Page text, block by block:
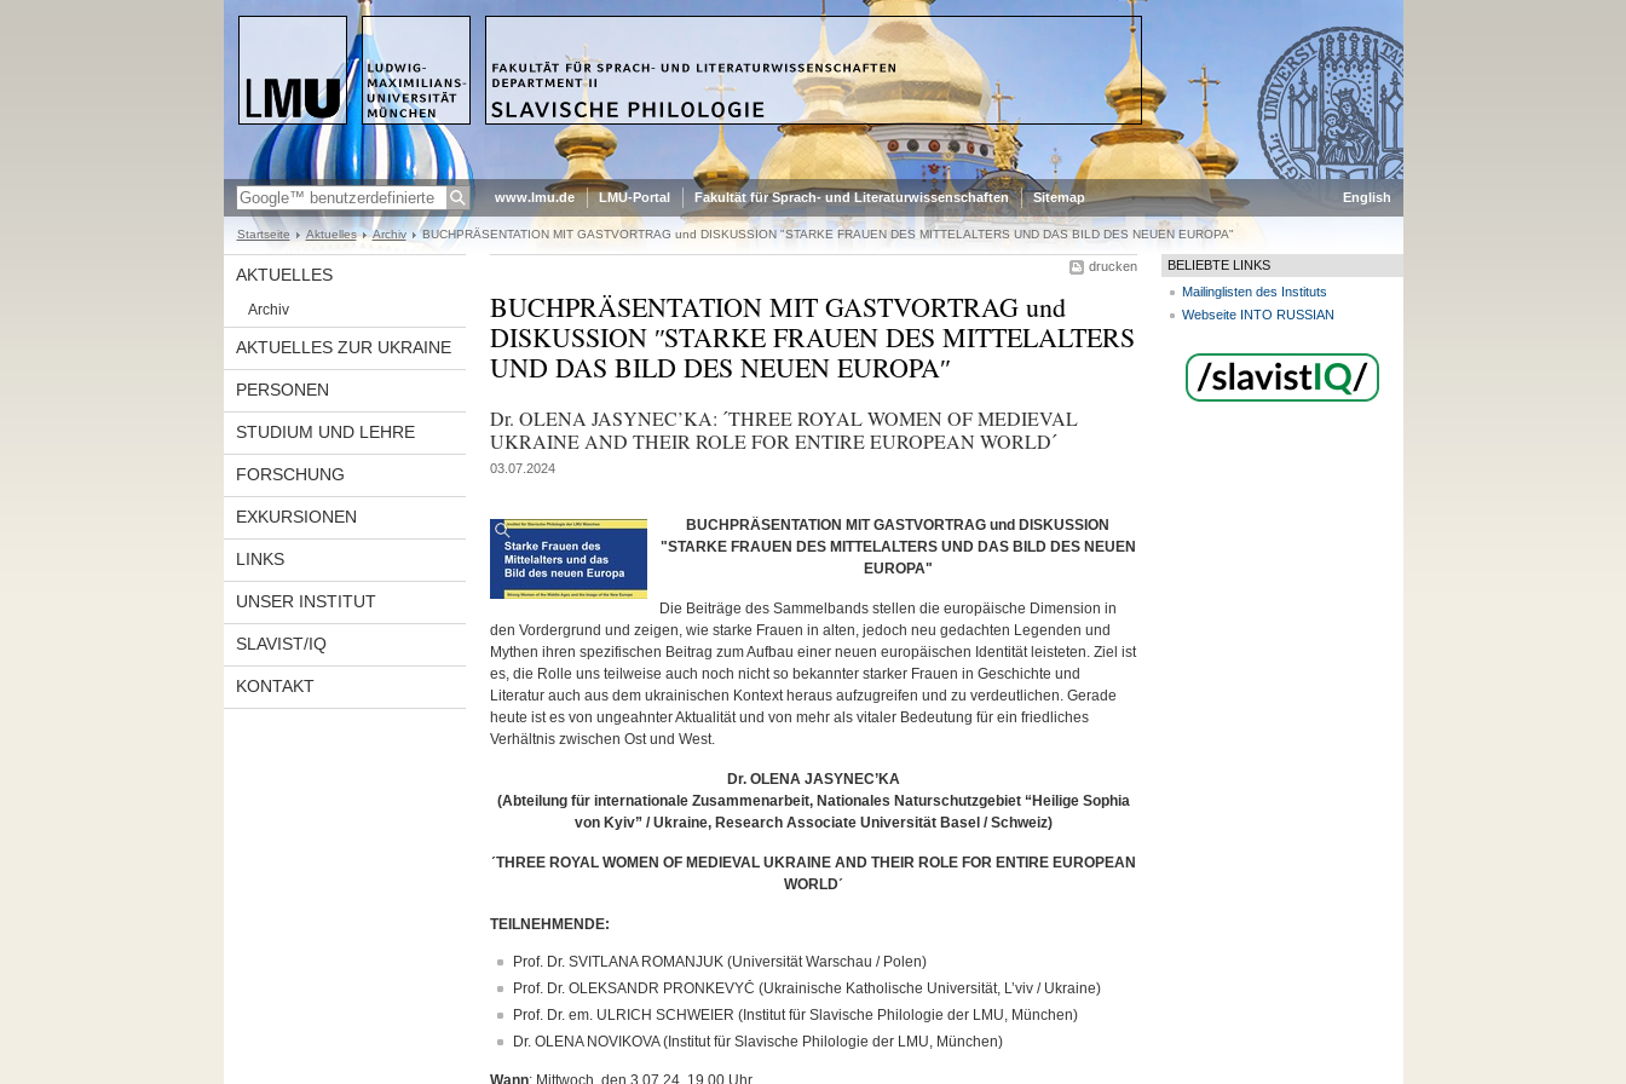
www.lmu.de LMU-Portal Fakultät für Sprach- und Literaturwissenschaften Sitemap English
Startseite Aktuelles Archiv BUCHPRÄSENTATION MIT GASTVORTRAG und DISKUSSION ʺSTARKE FRAUEN DES MITTELALTERS UND DAS BILD DES NEUEN EUROPAʺ
AKTUELLES
Archiv
AKTUELLES ZUR UKRAINE
PERSONEN
STUDIUM UND LEHRE
FORSCHUNG
EXKURSIONEN
LINKS
UNSER INSTITUT
SLAVIST/IQ
KONTAKT
drucken
BUCHPRÄSENTATION MIT GASTVORTRAG und
DISKUSSION ʺSTARKE FRAUEN DES MITTELALTERS
UND DAS BILD DES NEUEN EUROPAʺ
Dr. OLENA JASYNEC’KA: ˊTHREE ROYAL WOMEN OF MEDIEVAL
UKRAINE AND THEIR ROLE FOR ENTIRE EUROPEAN WORLDˊ
03.07.2024
BUCHPRÄSENTATION MIT GASTVORTRAG und DISKUSSION
ʺSTARKE FRAUEN DES MITTELALTERS UND DAS BILD DES NEUEN
EUROPAʺ
Die Beiträge des Sammelbands stellen die europäische Dimension in
den Vordergrund und zeigen, wie starke Frauen in alten, jedoch neu gedachten Legenden und
Mythen ihren spezifischen Beitrag zum Aufbau einer neuen europäischen Identität leisteten. Ziel ist
es, die Rolle uns teilweise auch noch nicht so bekannter starker Frauen in Geschichte und
Literatur auch aus dem ukrainischen Kontext heraus aufzugreifen und zu verdeutlichen. Gerade
heute ist es von ungeahnter Aktualität und von mehr als vitaler Bedeutung für ein friedliches
Verhältnis zwischen Ost und West.
Dr. OLENA JASYNEC’KA
(Abteilung für internationale Zusammenarbeit, Nationales Naturschutzgebiet “Heilige Sophia
von Kyiv” / Ukraine, Research Associate Universität Basel / Schweiz)
ˊTHREE ROYAL WOMEN OF MEDIEVAL UKRAINE AND THEIR ROLE FOR ENTIRE EUROPEAN
WORLDˊ
TEILNEHMENDE:
Prof. Dr. SVITLANA ROMANJUK (Universität Warschau / Polen)
Prof. Dr. OLEKSANDR PRONKEVYČ (Ukrainische Katholische Universität, L’viv / Ukraine)
Prof. Dr. em. ULRICH SCHWEIER (Institut für Slavische Philologie der LMU, München)
Dr. OLENA NOVIKOVA (Institut für Slavische Philologie der LMU, München)
Wann: Mittwoch, den 3.07.24, 19.00 Uhr
BELIEBTE LINKS
Mailinglisten des Instituts
Webseite INTO RUSSIAN